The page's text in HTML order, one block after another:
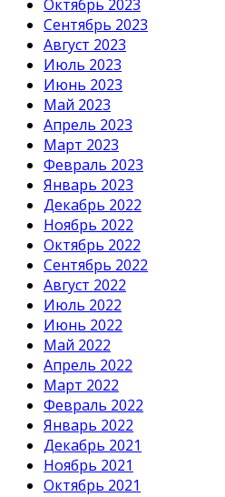
Октябрь 2023
Сентябрь 2023
Август 2023
Июль 2023
Июнь 2023
Май 2023
Апрель 2023
Март 2023
Февраль 2023
Январь 2023
Декабрь 2022
Ноябрь 2022
Октябрь 2022
Сентябрь 2022
Август 2022
Июль 2022
Июнь 2022
Май 2022
Апрель 2022
Март 2022
Февраль 2022
Январь 2022
Декабрь 2021
Ноябрь 2021
Октябрь 2021